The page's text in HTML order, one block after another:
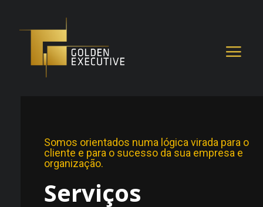
Somos orientados numa lógica virada para o
cliente e para o sucesso da sua empresa e
organização.
Serviços